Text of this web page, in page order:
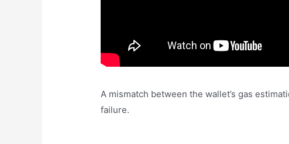
A mismatch between the wallet’s gas
failure.